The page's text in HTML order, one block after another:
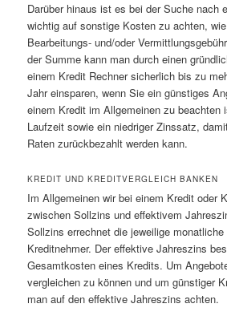
Darüber hinaus ist es bei der Suche nach
wichtig auf sonstige Kosten zu achten,
Bearbeitungs- und/oder
der Summe kann man durch einen
einem Kredit Rechner sicherlich bis zu
Jahr einsparen, wenn Sie ein günstiges
einem Kredit im Allgemeinen zu beachten
Laufzeit sowie ein niedriger Zinssatz,
Raten zurückbezahlt werden kann.
KREDIT UND KREDITVERGLEICH BANKEN
Im Allgemeinen wir bei einem Kredit oder
zwischen Sollzins und effektivem
Sollzins errechnet die jeweilige
Kreditnehmer. Der effektive Jahreszins
Gesamtkosten eines Kredits. Um
vergleichen zu können und um günstiger
man auf den effektive Jahreszins achten.